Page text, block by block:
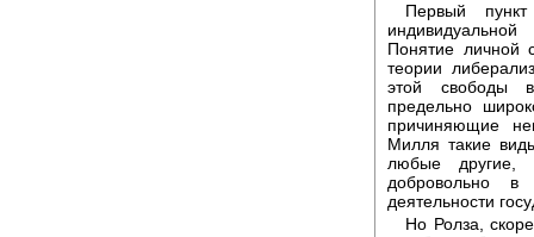
Первый
Понятие личной
теории
этой свободы в
предельно
причиняющие
Милля такие
любые другие,
добровольно
деятельности
Но Ролза,